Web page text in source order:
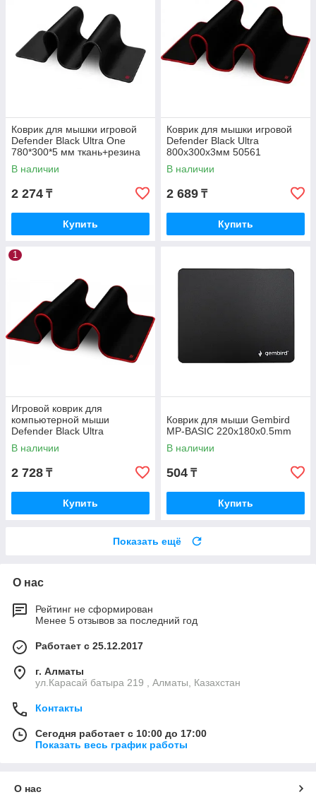
Коврик для мышки игровой
Defender Black Ultra One
780*300*5 мм ткань+резина
50004
В наличии
2 274 ₸
Купить
Коврик для мышки игровой
Defender Black Ultra
800х300х3мм 50561
В наличии
2 689 ₸
Купить
1
Игровой коврик для
компьютерной мыши
Defender Black Ultra
800х300х3мм черный 50561
В наличии
2 728 ₸
Купить
Коврик для мыши Gembird
MP-BASIC 220x180x0.5mm
В наличии
504 ₸
Купить
Показать ещё
О нас
Рейтинг не сформирован
Менее 5 отзывов за последний год
Работает с 25.12.2017
г. Алматы
ул.Карасай батыра 219 , Алматы, Казахстан
Контакты
Сегодня работает с 10:00 до 17:00
Показать весь график работы
О нас